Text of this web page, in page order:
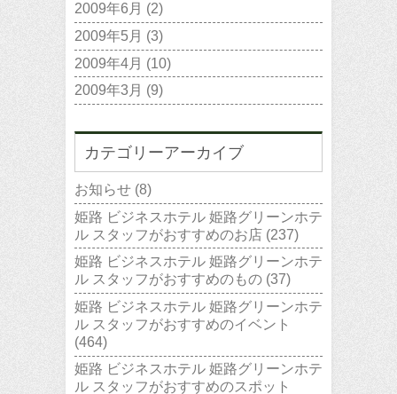
2009年6月 (2)
2009年5月 (3)
2009年4月 (10)
2009年3月 (9)
カテゴリーアーカイブ
お知らせ (8)
姫路 ビジネスホテル 姫路グリーンホテ
ル スタッフがおすすめのお店 (237)
姫路 ビジネスホテル 姫路グリーンホテ
ル スタッフがおすすめのもの (37)
姫路 ビジネスホテル 姫路グリーンホテ
ル スタッフがおすすめのイベント
(464)
姫路 ビジネスホテル 姫路グリーンホテ
ル スタッフがおすすめのスポット